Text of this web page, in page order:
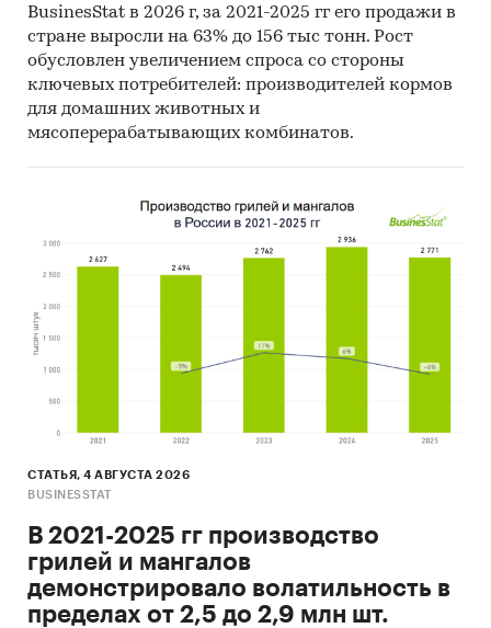
BusinesStat в 2026 г, за 2021-2025 гг его продажи в
стране выросли на 63% до 156 тыс тонн. Рост
обусловлен увеличением спроса со стороны
ключевых потребителей: производителей кормов
для домашних животных и
мясоперерабатывающих комбинатов.
СТАТЬЯ, 4 АВГУСТА 2026
BUSINESSTAT
В 2021-2025 гг производство
грилей и мангалов
демонстрировало волатильность в
пределах от 2,5 до 2,9 млн шт.